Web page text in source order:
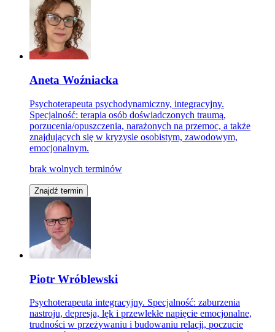
Aneta Woźniacka
Psychoterapeuta psychodynamiczny, integracyjny.
Specjalność: terapia osób doświadczonych traumą,
porzucenia/opuszczenia, narażonych na przemoc, a także
znajdujących się w kryzysie osobistym, zawodowym,
emocjonalnym.
brak wolnych terminów
Znajdź termin
Piotr Wróblewski
Psychoterapeuta integracyjny. Specjalność: zaburzenia
nastroju, depresja, lęk i przewlekłe napięcie emocjonalne,
trudności w przeżywaniu i budowaniu relacji, poczucie